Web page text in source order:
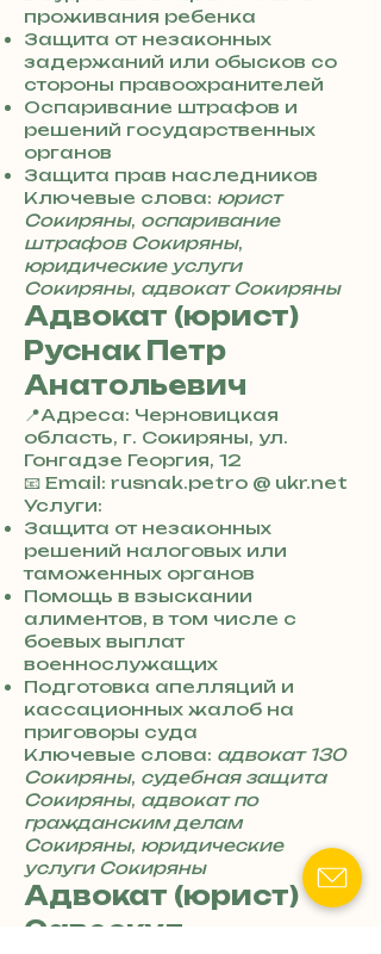
8
5
7
8
4
проживания ребенка
Защита от незаконных
задержаний или обысков со
стороны правоохранителей
Оспаривание штрафов и
решений государственных
органов
Защита прав наследников
Ключевые слова: юрист
Сокиряны, оспаривание
штрафов Сокиряны,
юридические услуги
Сокиряны, адвокат Сокиряны
Адвокат (юрист)
Руснак Петр
Анатольевич
📍Адреса: Черновицкая
область, г. Сокиряны, ул.
Гонгадзе Георгия, 12
+
3
8
0
7
3
0
4
8
5
7
8
4
📧 Email: rusnak.petro @ ukr.net
Услуги:
Защита от незаконных
решений налоговых или
таможенных органов
Помощь в взыскании
алиментов, в том числе с
боевых выплат
военнослужащих
Подготовка апелляций и
кассационных жалоб на
приговоры суда
Ключевые слова: адвокат 130
Сокиряны, судебная защита
Сокиряны, адвокат по
гражданским делам
Сокиряны, юридические
услуги Сокиряны
Адвокат (юрист)
Савескул